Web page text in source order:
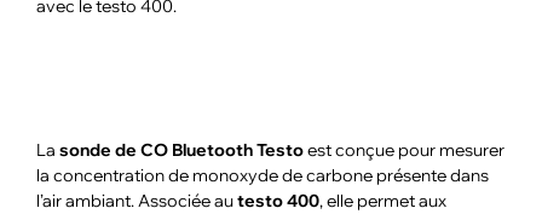
avec le testo 400.
La sonde de CO Bluetooth Testoest conçue pour mesurer
la concentration de monoxyde de carbone présente dans
l’air ambiant. Associée autesto 400, elle permet aux